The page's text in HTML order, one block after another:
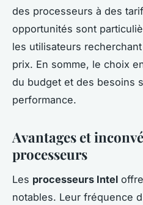
des processeurs à des
opportunités sont
les utilisateurs
prix. En somme, le choix
du budget et des besoins
performance.
Avantages et
processeurs
Les processeurs Intel
notables. Leur fréquence